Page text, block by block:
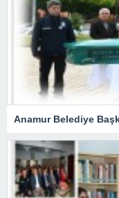
Anamur Belediye